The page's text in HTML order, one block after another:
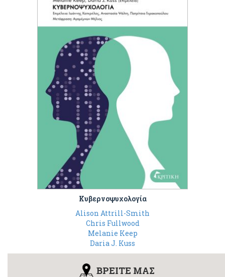
Κυβερνοψυχολογία
Alison Attrill-Smith
Chris Fullwood
Melanie Keep
Daria J. Kuss
ΒΡΕΙΤΕ ΜΑΣ